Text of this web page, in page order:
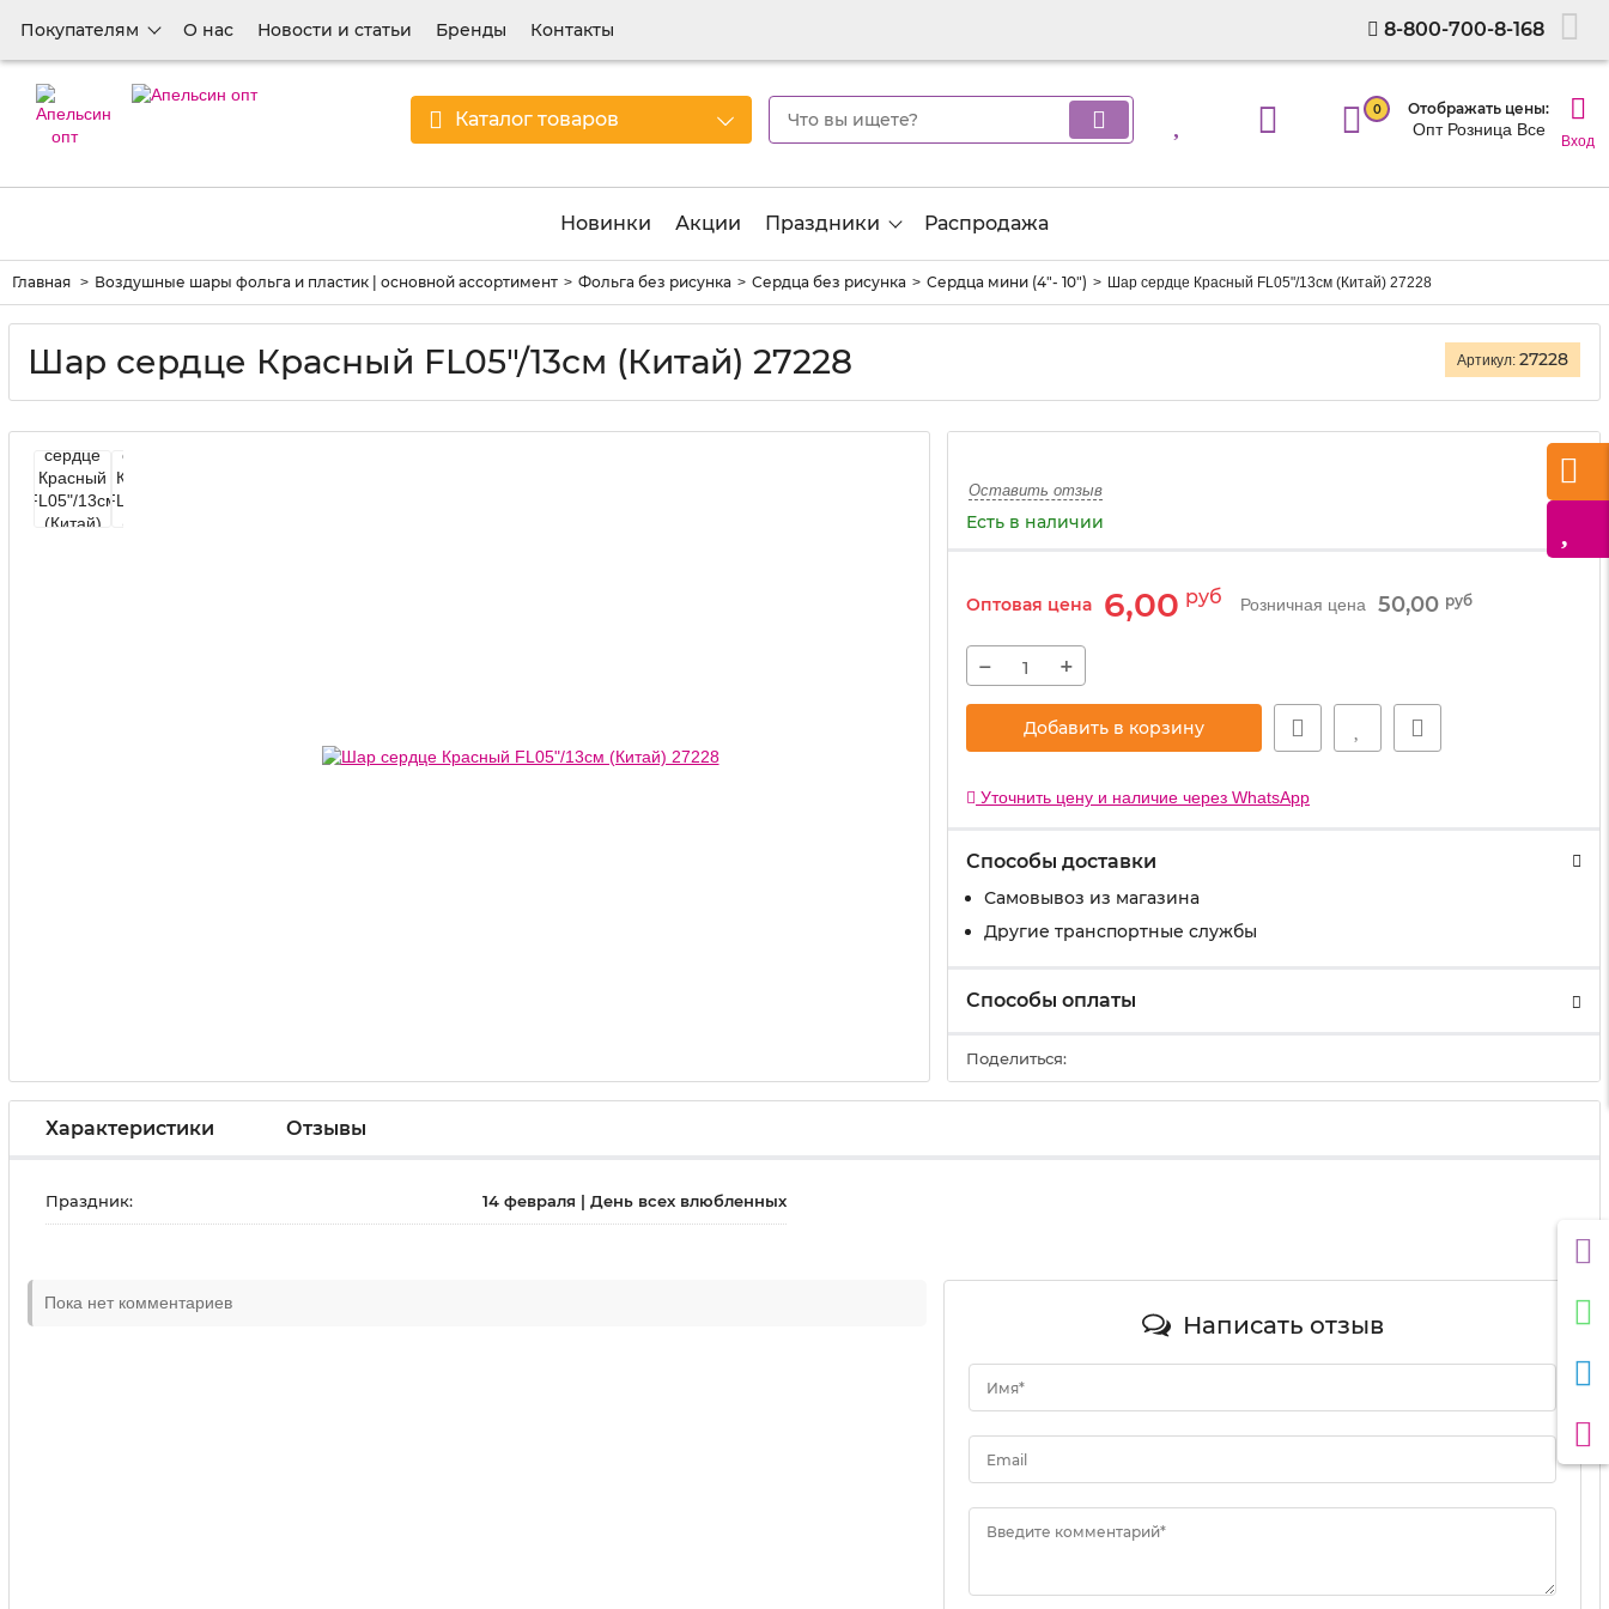
Покупателям О нас Новости и статьи Бренды Контакты 8-800-700-8-168
Каталог товаров 0 Отображать цены:
Опт Розница Все
Вход
Новинки Акции Праздники Распродажа
Главная Воздушные шары фольга и пластик | основной ассортимент Фольга без рисунка Сердца без рисунка Сердца мини (4"- 10") Шар сердце Красный FL05"/13см (Китай) 27228
Шар сердце Красный FL05"/13см (Китай) 27228 Артикул: 27228
Оставить отзыв
Есть в наличии
Оптовая цена 6,00 руб Розничная цена 50,00 руб
− +
Добавить в корзину
Уточнить цену и наличие через WhatsApp
Способы доставки
Самовывоз из магазина
Другие транспортные службы
Способы оплаты
Поделиться:
Характеристики Отзывы
Праздник: 14 февраля | День всех влюбленных
Пока нет комментариев
Написать отзыв
Имя*
Email
Введите комментарий*